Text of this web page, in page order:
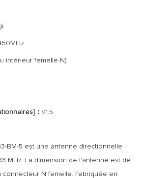
intérieur femelle N)
：≤1.5
BM-5 est une antenne directionnelle
MHz. La dimension de l'antenne est de
connecteur N femelle. Fabriquée en